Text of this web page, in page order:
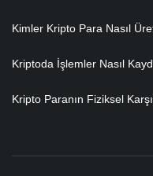
Kimler Kripto Para Nasıl
Kriptoda İşlemler Nasıl
Kripto Paranın Fiziksel